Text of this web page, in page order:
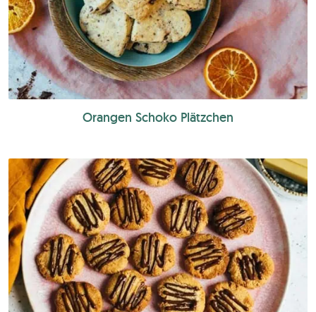
Orangen Schoko Plätzchen